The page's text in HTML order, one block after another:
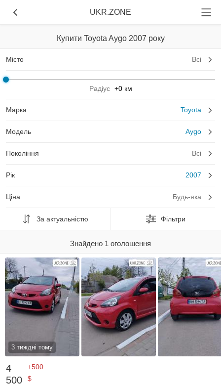
UKR.ZONE
Купити Toyota Aygo 2007 року
Місто Всі
Радіус +0 км
Марка Toyota
Модель Aygo
Покоління Всі
Рік 2007
Ціна Будь-яка
За актуальністю Фільтри
Знайдено 1 оголошення
3 тиждні тому
4
500
+500
$